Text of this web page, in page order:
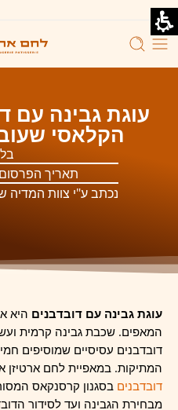
עוגת גבינה עם
הקלאסי
תאריך
נכתב ע"י צוות המדיה
עוגת גבינה עם דובדבנים היא
המאפים. שכבת גבינה קרמית
דובדבנים עסיסיים שמוסיפים
המתיקות. במאפיית לחם ארטיזן
דובדבנים בסגנון קרסנקאס
מבחירת הגבינה ועד לסידור